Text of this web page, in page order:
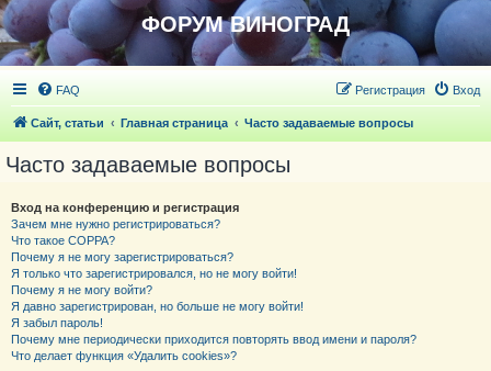
ФОРУМ ВИНОГРАД
FAQ Вход
Регистрация
Сайт, статьи Главная страница Часто задаваемые вопросы
Часто задаваемые вопросы
Вход на конференцию и регистрация
Зачем мне нужно регистрироваться?
Что такое COPPA?
Почему я не могу зарегистрироваться?
Я только что зарегистрировался, но не могу войти!
Почему я не могу войти?
Я давно зарегистрирован, но больше не могу войти!
Я забыл пароль!
Почему мне периодически приходится повторять ввод имени и пароля?
Что делает функция «Удалить cookies»?